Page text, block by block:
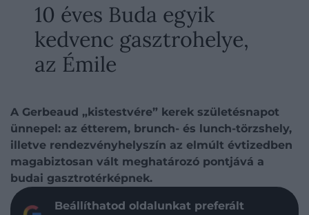
10 éves Buda egyik
kedvenc gasztrohelye,
az Émile
A Gerbeaud „kistestvére” kerek születésnapot
ünnepel: az étterem, brunch- és lunch-törzshely,
illetve rendezvényhelyszín az elmúlt évtizedben
magabiztosan vált meghatározó pontjává a
budai gasztrotérképnek.
Beállíthatod oldalunkat preferált